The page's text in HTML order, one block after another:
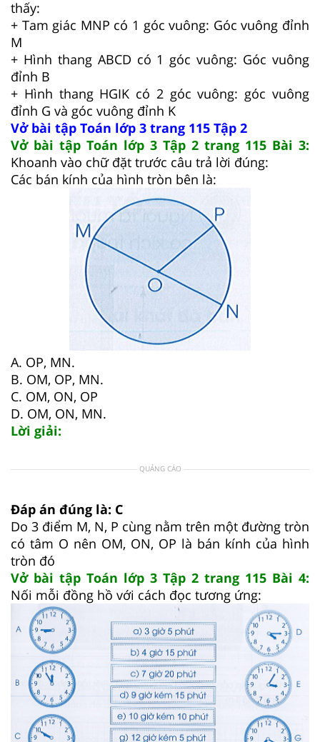
thấy:
+ Tam giác MNP có 1 góc vuông: Góc vuông đỉnh
M
+ Hình thang ABCD có 1 góc vuông: Góc vuông
đỉnh B
+ Hình thang HGIK có 2 góc vuông: góc vuông
đỉnh G và góc vuông đỉnh K
Vở bài tập Toán lớp 3 trang 115 Tập 2
Vở bài tập Toán lớp 3 Tập 2 trang 115 Bài 3:
Khoanh vào chữ đặt trước câu trả lời đúng:
Các bán kính của hình tròn bên là:
A. OP, MN.
B. OM, OP, MN.
C. OM, ON, OP
D. OM, ON, MN.
Lời giải:
QUẢNG CÁO
Đáp án đúng là: C
Do 3 điểm M, N, P cùng nằm trên một đường tròn
có tâm O nên OM, ON, OP là bán kính của hình
tròn đó
Vở bài tập Toán lớp 3 Tập 2 trang 115 Bài 4:
Nối mỗi đồng hồ với cách đọc tương ứng: